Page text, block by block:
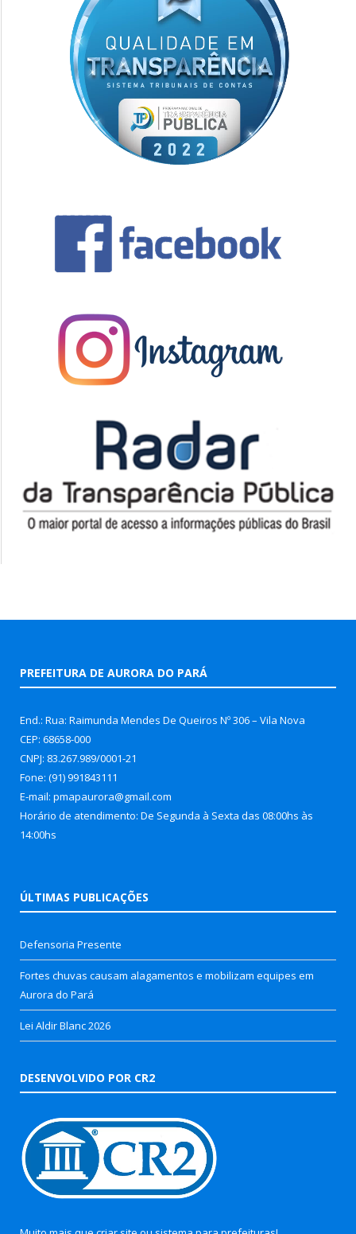
PREFEITURA DE AURORA DO PARÁ
End.: Rua: Raimunda Mendes De Queiros Nº 306 – Vila Nova
CEP: 68658-000
CNPJ: 83.267.989/0001-21
Fone: (91) 991843111
E-mail: pmapaurora@gmail.com
Horário de atendimento: De Segunda à Sexta das 08:00hs às
14:00hs
ÚLTIMAS PUBLICAÇÕES
Defensoria Presente
Fortes chuvas causam alagamentos e mobilizam equipes em
Aurora do Pará
Lei Aldir Blanc 2026
DESENVOLVIDO POR CR2